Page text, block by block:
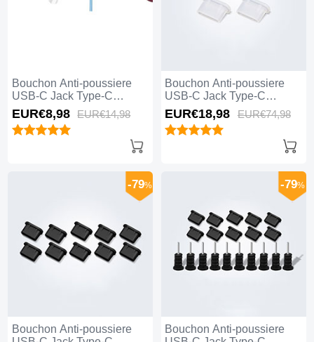
Bouchon Anti-poussiere
USB-C Jack Type-C
Universel H12 pour Apple
iPhone 15 Plus Bleu
EUR€8,98 EUR€14,98
Bouchon Anti-poussiere
USB-C Jack Type-C
Universel 5PCS H01 pour
Apple iPhone 15 Plus
Blanc
EUR€18,98 EUR€74,98
Bouchon Anti-poussiere
-79%
Bouchon Anti-poussiere
-79%